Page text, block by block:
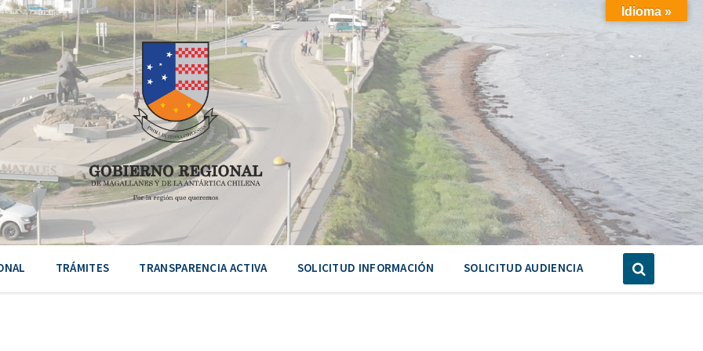
TRÁMITES TRANSPARENCIA ACTIVA SOLICITUD INFORMACIÓN SOLICITUD AUDIENCIA
Idioma »